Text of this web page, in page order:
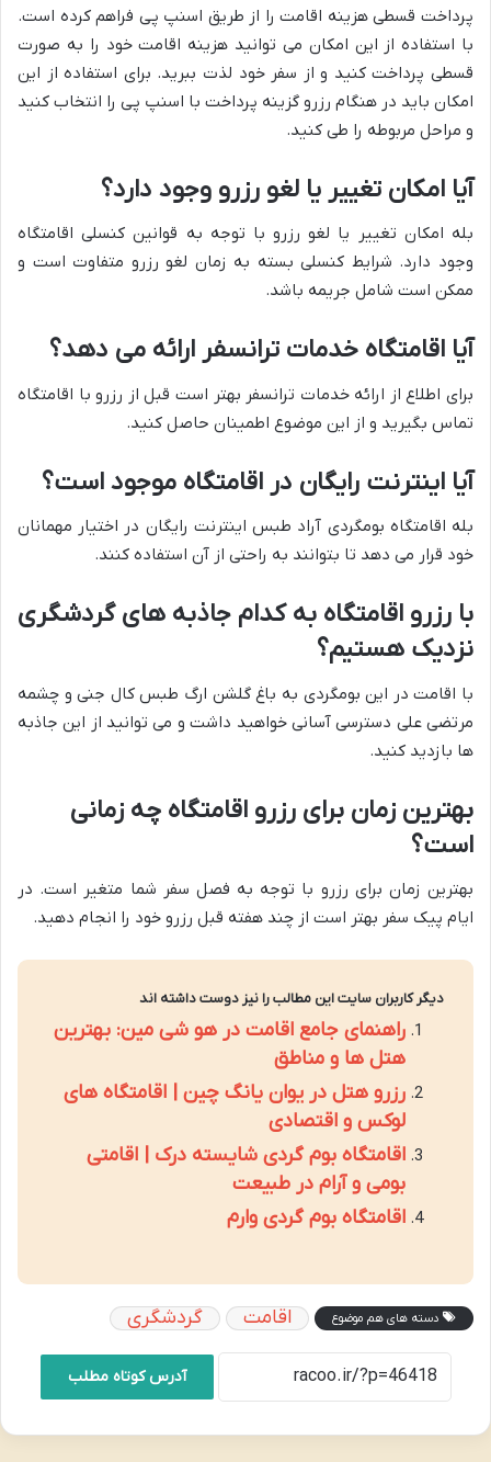
پرداخت قسطی هزینه اقامت را از طریق اسنپ پی فراهم کرده است.
با استفاده از این امکان می توانید هزینه اقامت خود را به صورت
قسطی پرداخت کنید و از سفر خود لذت ببرید. برای استفاده از این
امکان باید در هنگام رزرو گزینه پرداخت با اسنپ پی را انتخاب کنید
و مراحل مربوطه را طی کنید.
آیا امکان تغییر یا لغو رزرو وجود دارد؟
بله امکان تغییر یا لغو رزرو با توجه به قوانین کنسلی اقامتگاه
وجود دارد. شرایط کنسلی بسته به زمان لغو رزرو متفاوت است و
ممکن است شامل جریمه باشد.
آیا اقامتگاه خدمات ترانسفر ارائه می دهد؟
برای اطلاع از ارائه خدمات ترانسفر بهتر است قبل از رزرو با اقامتگاه
تماس بگیرید و از این موضوع اطمینان حاصل کنید.
آیا اینترنت رایگان در اقامتگاه موجود است؟
بله اقامتگاه بومگردی آراد طبس اینترنت رایگان در اختیار مهمانان
خود قرار می دهد تا بتوانند به راحتی از آن استفاده کنند.
با رزرو اقامتگاه به کدام جاذبه های گردشگری
نزدیک هستیم؟
با اقامت در این بومگردی به باغ گلشن ارگ طبس کال جنی و چشمه
مرتضی علی دسترسی آسانی خواهید داشت و می توانید از این جاذبه
ها بازدید کنید.
بهترین زمان برای رزرو اقامتگاه چه زمانی
است؟
بهترین زمان برای رزرو با توجه به فصل سفر شما متغیر است. در
ایام پیک سفر بهتر است از چند هفته قبل رزرو خود را انجام دهید.
دیگر کاربران سایت این مطالب را نیز دوست داشته اند
راهنمای جامع اقامت در هو شی مین: بهترین
هتل ها و مناطق
رزرو هتل در یوان یانگ چین | اقامتگاه های
لوکس و اقتصادی
اقامتگاه بوم گردی شایسته درک | اقامتی
بومی و آرام در طبیعت
اقامتگاه بوم گردی وارم
دسته های هم موضوع اقامت گردشگری
آدرس کوتاه مطلب